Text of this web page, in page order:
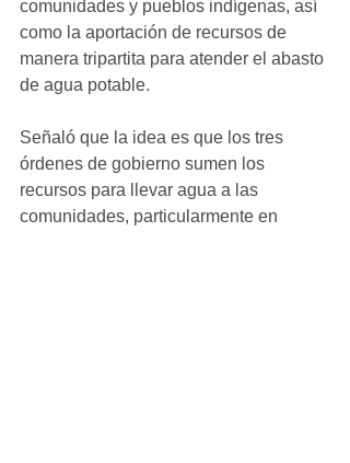
comunidades y pueblos indígenas, así
como la aportación de recursos de
manera tripartita para atender el abasto
de agua potable.
Señaló que la idea es que los tres
órdenes de gobierno sumen los
recursos para llevar agua a las
comunidades, particularmente en